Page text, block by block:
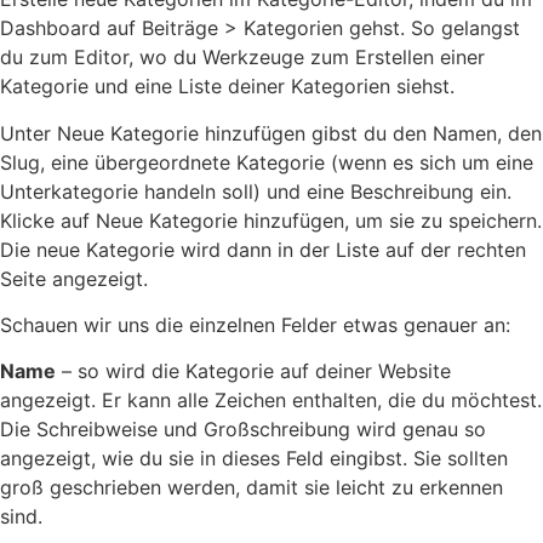
Dashboard auf Beiträge > Kategorien gehst. So gelangst
du zum Editor, wo du Werkzeuge zum Erstellen einer
Kategorie und eine Liste deiner Kategorien siehst.
Unter Neue Kategorie hinzufügen gibst du den Namen, den
Slug, eine übergeordnete Kategorie (wenn es sich um eine
Unterkategorie handeln soll) und eine Beschreibung ein.
Klicke auf Neue Kategorie hinzufügen, um sie zu speichern.
Die neue Kategorie wird dann in der Liste auf der rechten
Seite angezeigt.
Schauen wir uns die einzelnen Felder etwas genauer an:
Name – so wird die Kategorie auf deiner Website
angezeigt. Er kann alle Zeichen enthalten, die du möchtest.
Die Schreibweise und Großschreibung wird genau so
angezeigt, wie du sie in dieses Feld eingibst. Sie sollten
groß geschrieben werden, damit sie leicht zu erkennen
sind.